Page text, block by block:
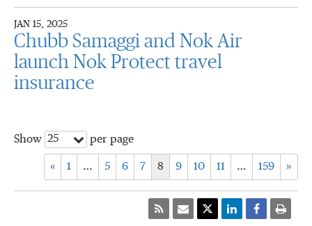
JAN 15, 2025
Chubb Samaggi and Nok Air
launch Nok Protect travel
insurance
Show 25 per page
« 1 … 5 6 7 8 9 10 11 … 159 »